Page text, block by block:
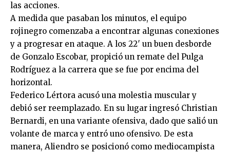
las acciones.
A medida que pasaban los minutos, el equipo
rojinegro comenzaba a encontrar algunas conexiones
y a progresar en ataque. A los 22′ un buen desborde
de Gonzalo Escobar, propició un remate del Pulga
Rodríguez a la carrera que se fue por encima del
horizontal.
Federico Lértora acusó una molestia muscular y
debió ser reemplazado. En su lugar ingresó Christian
Bernardi, en una variante ofensiva, dado que salió un
volante de marca y entró uno ofensivo. De esta
manera, Aliendro se posicionó como mediocampista